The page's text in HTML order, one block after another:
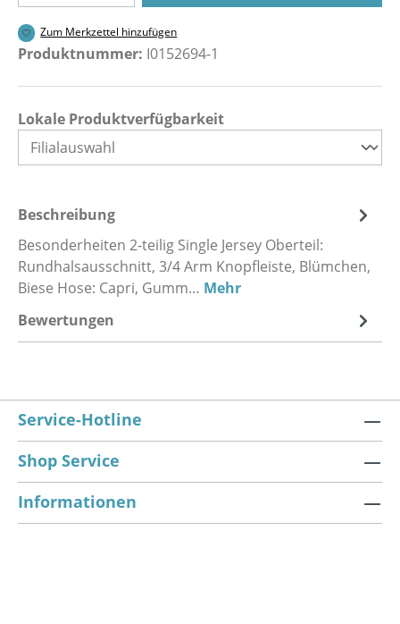
Zum Merkzettel hinzufügen
Produktnummer: I0152694-1
Lokale Produktverfügbarkeit
Beschreibung
Besonderheiten 2-teilig Single Jersey Oberteil:
Rundhalsausschnitt, 3/4 Arm Knopfleiste, Blümchen,
Biese Hose: Capri, Gumm… Mehr
Bewertungen
Service-Hotline
Shop Service
Informationen